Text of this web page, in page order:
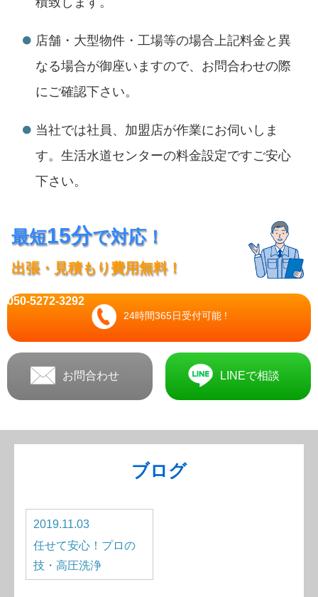
店舗・大型物件・工場等の場合上記料金と異
なる場合が御座いますので、お問合わせの際
にご確認下さい。
当社では社員、加盟店が作業にお伺いしま
す。生活水道センターの料金設定ですご安心
下さい。
最短15分で対応！
出張・見積もり費用無料！
24時間365日受付可能 !
050-5272-3292
お問合わせ LINEで相談
ブログ
2019.11.03
任せて安心！プロの
技・高圧洗浄